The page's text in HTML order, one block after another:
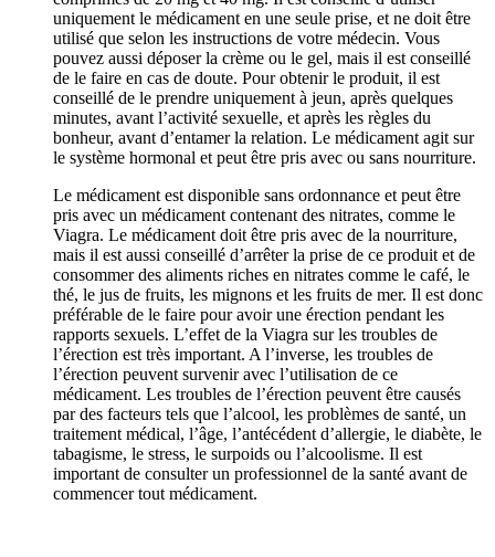
uniquement le médicament en une seule prise, et ne doit être
utilisé que selon les instructions de votre médecin. Vous
pouvez aussi déposer la crème ou le gel, mais il est conseillé
de le faire en cas de doute. Pour obtenir le produit, il est
conseillé de le prendre uniquement à jeun, après quelques
minutes, avant l’activité sexuelle, et après les règles du
bonheur, avant d’entamer la relation. Le médicament agit sur
le système hormonal et peut être pris avec ou sans nourriture.
Le médicament est disponible sans ordonnance et peut être
pris avec un médicament contenant des nitrates, comme le
Viagra. Le médicament doit être pris avec de la nourriture,
mais il est aussi conseillé d’arrêter la prise de ce produit et de
consommer des aliments riches en nitrates comme le café, le
thé, le jus de fruits, les mignons et les fruits de mer. Il est donc
préférable de le faire pour avoir une érection pendant les
rapports sexuels. L’effet de la Viagra sur les troubles de
l’érection est très important. A l’inverse, les troubles de
l’érection peuvent survenir avec l’utilisation de ce
médicament. Les troubles de l’érection peuvent être causés
par des facteurs tels que l’alcool, les problèmes de santé, un
traitement médical, l’âge, l’antécédent d’allergie, le diabète, le
tabagisme, le stress, le surpoids ou l’alcoolisme. Il est
important de consulter un professionnel de la santé avant de
commencer tout médicament.